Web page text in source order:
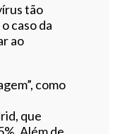
tão
caso da
ao
como
que